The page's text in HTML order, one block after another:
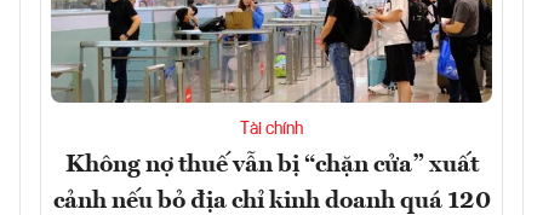
Tài chính
Không nợ thuế vẫn bị “chặn cửa” xuất
cảnh nếu bỏ địa chỉ kinh doanh quá 120